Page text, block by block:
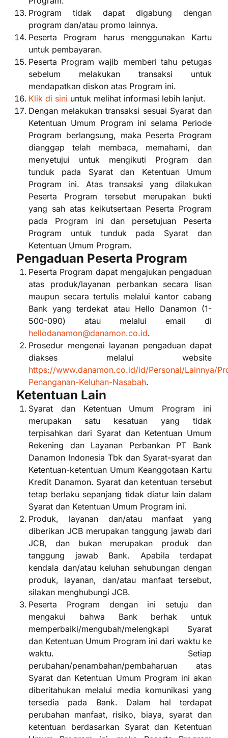
Program tidak dapat digabung dengan
program dan/atau promo lainnya.
Peserta Program harus menggunakan Kartu
untuk pembayaran.
Peserta Program wajib memberi tahu petugas
sebelum melakukan transaksi untuk
mendapatkan diskon atas Program ini.
Klik di sini untuk melihat informasi lebih lanjut.
Dengan melakukan transaksi sesuai Syarat dan
Ketentuan Umum Program ini selama Periode
Program berlangsung, maka Peserta Program
dianggap telah membaca, memahami, dan
menyetujui untuk mengikuti Program dan
tunduk pada Syarat dan Ketentuan Umum
Program ini. Atas transaksi yang dilakukan
Peserta Program tersebut merupakan bukti
yang sah atas keikutsertaan Peserta Program
pada Program ini dan persetujuan Peserta
Program untuk tunduk pada Syarat dan
Ketentuan Umum Program.
Pengaduan Peserta Program
Peserta Program dapat mengajukan pengaduan
atas produk/layanan perbankan secara lisan
maupun secara tertulis melalui kantor cabang
Bank yang terdekat atau Hello Danamon (1-
500-090) atau melalui email di
hellodanamon@danamon.co.id.
Prosedur mengenai layanan pengaduan dapat
diakses melalui website
https://www.danamon.co.id/id/Personal/Lainnya/
Penanganan-Keluhan-Nasabah.
Ketentuan Lain
Syarat dan Ketentuan Umum Program ini
merupakan satu kesatuan yang tidak
terpisahkan dari Syarat dan Ketentuan Umum
Rekening dan Layanan Perbankan PT Bank
Danamon Indonesia Tbk dan Syarat-syarat dan
Ketentuan-ketentuan Umum Keanggotaan Kartu
Kredit Danamon. Syarat dan ketentuan tersebut
tetap berlaku sepanjang tidak diatur lain dalam
Syarat dan Ketentuan Umum Program ini.
Produk, layanan dan/atau manfaat yang
diberikan JCB merupakan tanggung jawab dari
JCB, dan bukan merupakan produk dan
tanggung jawab Bank. Apabila terdapat
kendala dan/atau keluhan sehubungan dengan
produk, layanan, dan/atau manfaat tersebut,
silakan menghubungi JCB.
Peserta Program dengan ini setuju dan
mengakui bahwa Bank berhak untuk
memperbaiki/mengubah/melengkapi Syarat
dan Ketentuan Umum Program ini dari waktu ke
waktu. Setiap
perubahan/penambahan/pembaharuan atas
Syarat dan Ketentuan Umum Program ini akan
diberitahukan melalui media komunikasi yang
tersedia pada Bank. Dalam hal terdapat
perubahan manfaat, risiko, biaya, syarat dan
ketentuan berdasarkan Syarat dan Ketentuan